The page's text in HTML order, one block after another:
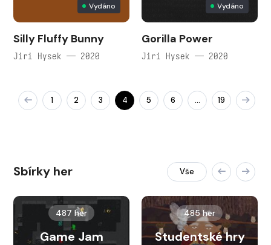
Vydáno
Silly Fluffy Bunny
Jiri Hysek — 2020
Vydáno
Gorilla Power
Jiri Hysek — 2020
1 2 3 4 5 6 … 19
Sbírky her Vše
487 her
Game Jam
485 her
Studentské hry